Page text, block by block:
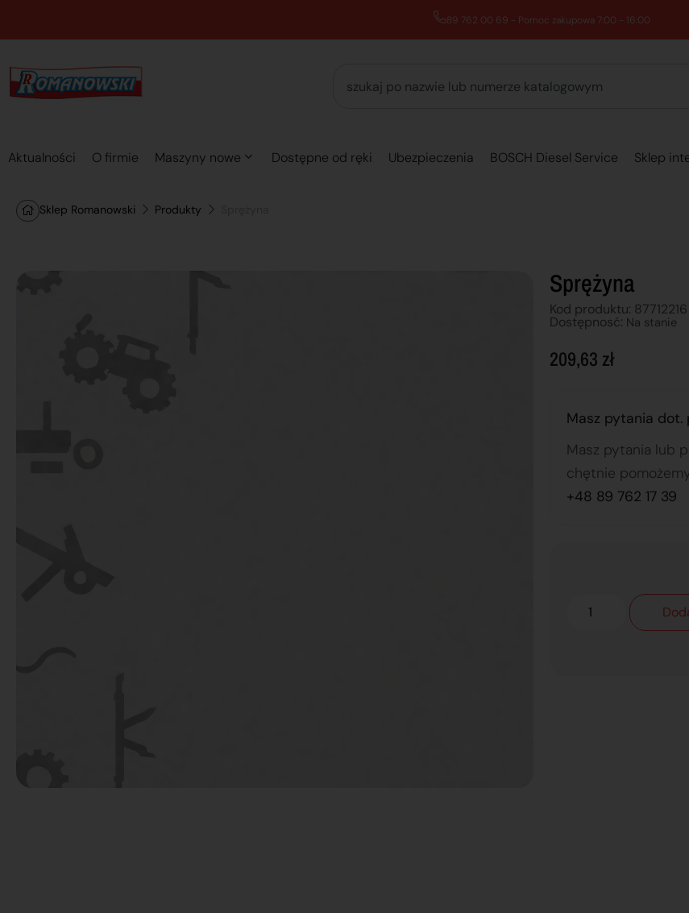
89 762 00 69 - Pomoc zakupowa 7:00 - 16:00
Aktualności O firmie Maszyny nowe Dostępne od ręki Ubezpieczenia BOSCH Diesel Service Sklep
Sklep Romanowski Produkty
Sprężyna
Kod produktu: 87712216
Dostępnosć: Na stanie
209,63 zł
Masz pytania dot.
Masz pytania lub
chętnie
+48 89 762 17 39